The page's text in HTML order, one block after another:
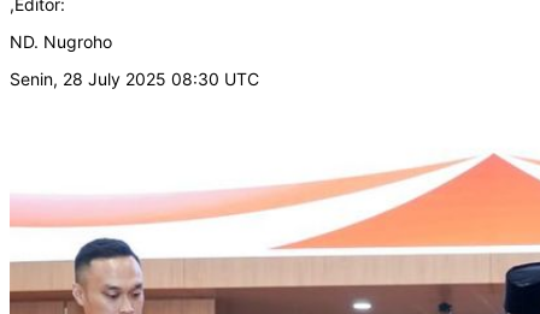
ND. Nugroho
Senin, 28 July 2025 08:30 UTC